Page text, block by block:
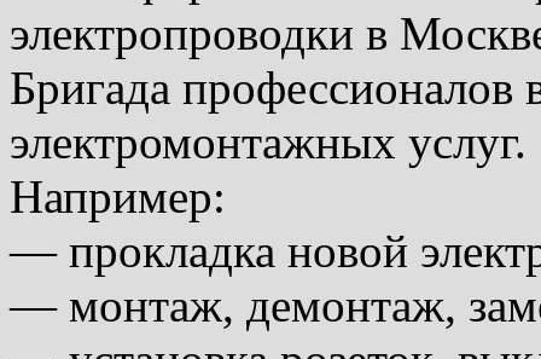
электропроводки в
Бригада
электромонтажных услуг.
Например:
— прокладка новой
— монтаж, демонтаж,